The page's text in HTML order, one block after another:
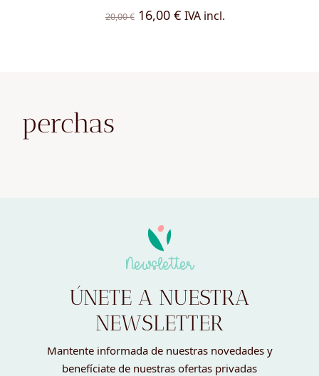
20,00€ El
16,00 €ElIVA incl.
perchas
Newsletter
ÚNETE A NUESTRA
NEWSLETTER
Mantente informada de nuestras novedades y
benefíciate de nuestras ofertas privadas